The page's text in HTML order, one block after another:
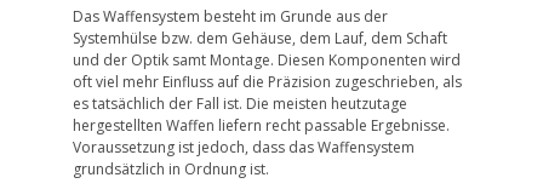
Das Waffensystem besteht im Grunde aus der
Systemhülse bzw. dem Gehäuse, dem Lauf, dem Schaft
und der Optik samt Montage. Diesen Komponenten wird
oft viel mehr Einfluss auf die Präzision zugeschrieben, als
es tatsächlich der Fall ist. Die meisten heutzutage
hergestellten Waffen liefern recht passable Ergebnisse.
Voraussetzung ist jedoch, dass das Waffensystem
grundsätzlich in Ordnung ist.